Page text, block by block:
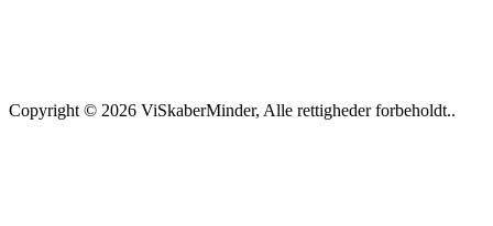
Copyright © 2026 ViSkaberMinder, Alle rettigheder forbeholdt..